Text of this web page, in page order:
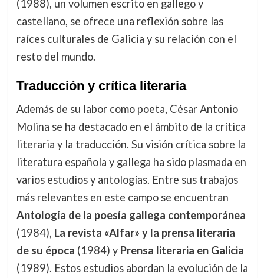
(1988), un volumen escrito en gallego y
castellano, se ofrece una reflexión sobre las
raíces culturales de Galicia y su relación con el
resto del mundo.
Traducción y crítica literaria
Además de su labor como poeta, César Antonio
Molina se ha destacado en el ámbito de la crítica
literaria y la traducción. Su visión crítica sobre la
literatura española y gallega ha sido plasmada en
varios estudios y antologías. Entre sus trabajos
más relevantes en este campo se encuentran
Antología de la poesía gallega contemporánea
(1984), La revista «Alfar» y la prensa literaria
de su época (1984) y Prensa literaria en Galicia
(1989). Estos estudios abordan la evolución de la